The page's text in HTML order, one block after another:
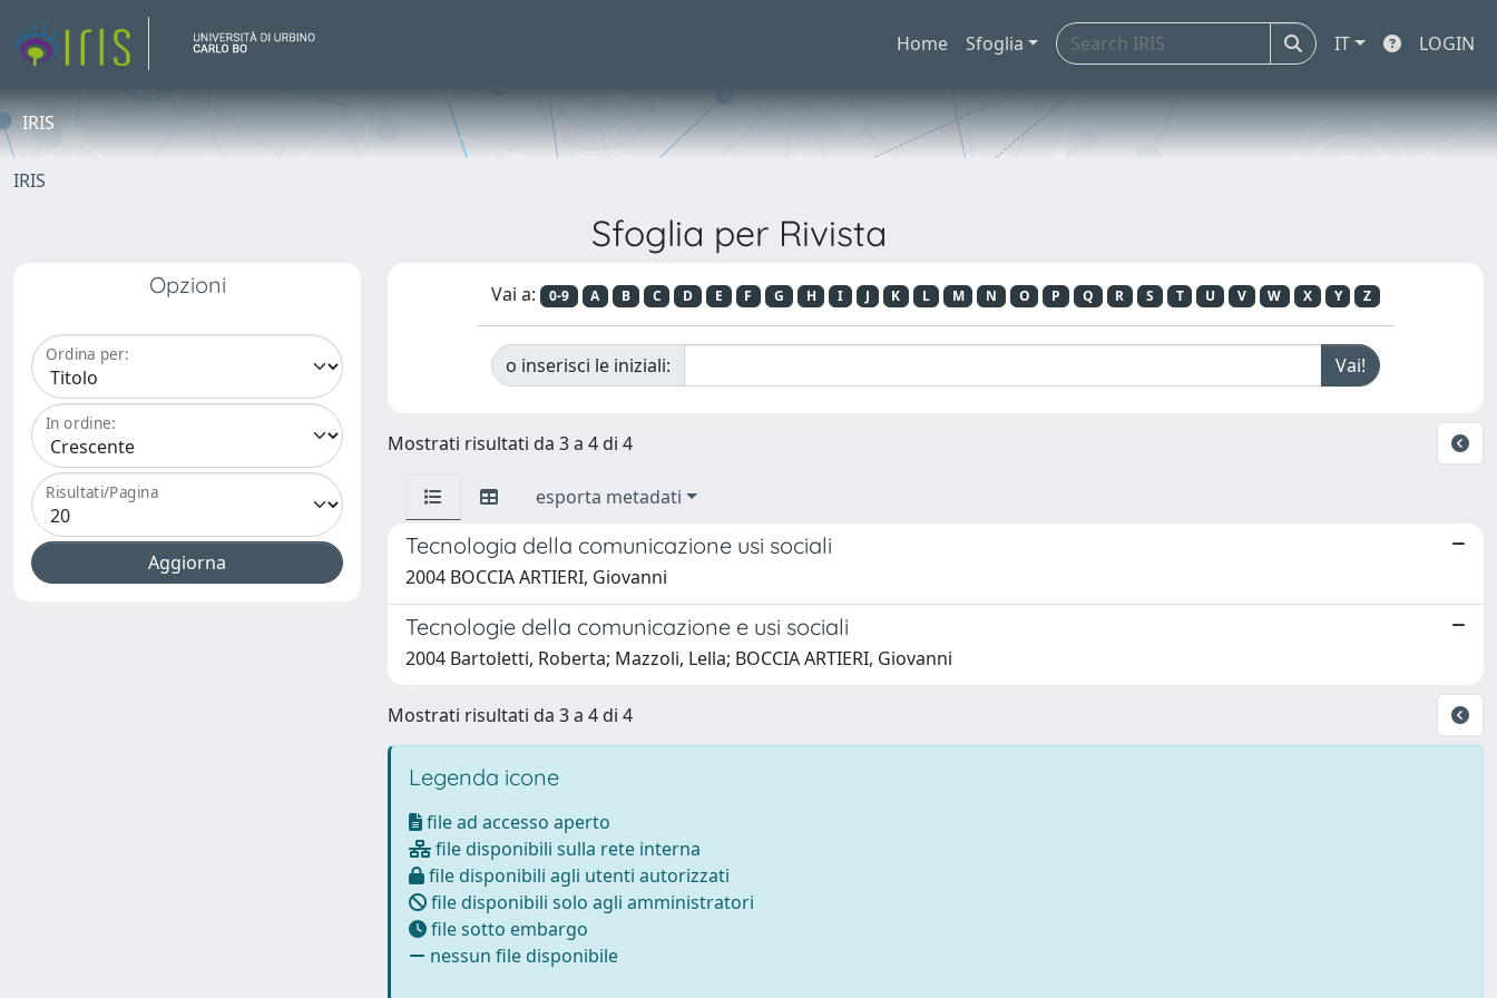
Home Sfoglia IT LOGIN
IRIS
IRIS
Sfoglia per Rivista
Opzioni
Ordina per:
In ordine:
Risultati/Pagina
Vai a: 0-9 A B C D E F G H I J K L M N O P Q R S T U V W X Y Z
o inserisci le iniziali:
Mostrati risultati da 3 a 4 di 4
esporta metadati
Tecnologia della comunicazione usi sociali
2004 BOCCIA ARTIERI, Giovanni
Tecnologie della comunicazione e usi sociali
2004 Bartoletti, Roberta; Mazzoli, Lella; BOCCIA ARTIERI, Giovanni
Mostrati risultati da 3 a 4 di 4
Legenda icone
file ad accesso aperto
file disponibili sulla rete interna
file disponibili agli utenti autorizzati
file disponibili solo agli amministratori
file sotto embargo
nessun file disponibile